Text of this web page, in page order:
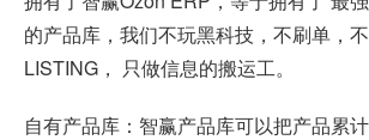
的产品库，我们不玩黑科技，不刷单，
LISTING， 只做信息的搬运工。
自有产品库：智赢产品库可以把产品累